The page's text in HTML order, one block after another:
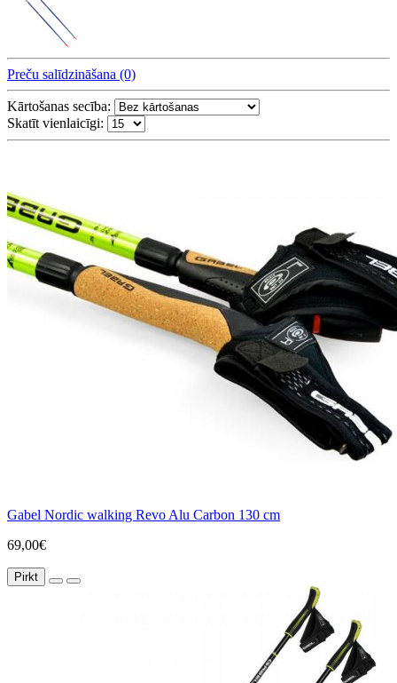
Preču salīdzināšana (0)
Kārtošanas secība:
Skatīt vienlaicīgi:
Gabel Nordic walking Revo Alu Carbon 130 cm
69,00€
Pirkt